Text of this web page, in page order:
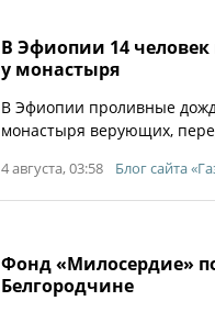
В Эфиопии 14
у монастыря
В Эфиопии проливные
монастыря верующих,
4 августа, 03:58 Блог сайта
Фонд «Милосердие»
Белгородчине